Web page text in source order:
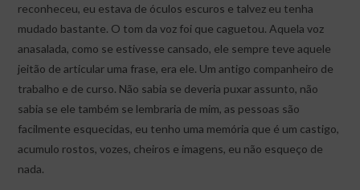
reconheceu, eu estava de óculos escuros e talvez eu tenha
mudado bastante. O tom da voz foi que caguetou. Aquela voz
anasalada, como se estivesse cansado, ele sempre teve aquele
jeitão de articular uma frase, era ele. Um antigo companheiro de
trabalho e de curso. Não sabia se deveria puxar assunto, não
sabia se ele também se lembraria de mim, as pessoas são
facilmente esquecidas, eu tenho uma memória que é um castigo,
acumulo rostos, vozes, cheiros e imagens, eu não esqueço de
nada.